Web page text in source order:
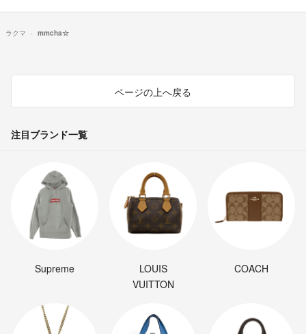
ラクマ mmcha☆
ページの上へ戻る
注目ブランド一覧
Supreme
LOUIS
VUITTON
COACH